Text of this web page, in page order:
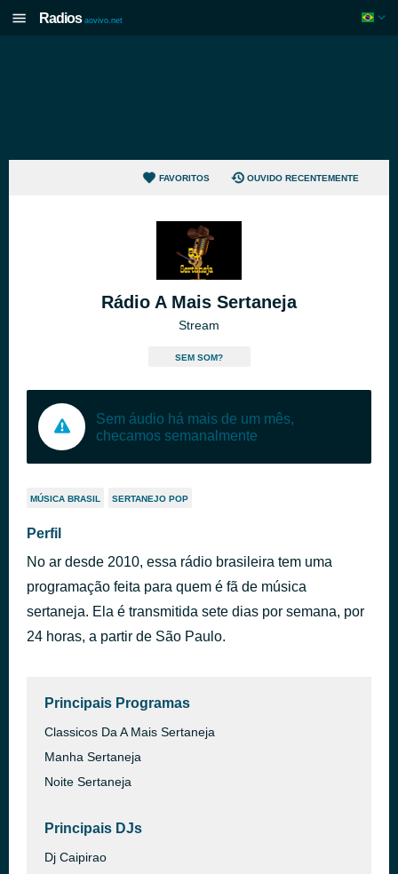
Radios aovivo.net
FAVORITOS OUVIDO RECENTEMENTE
Rádio A Mais Sertaneja
Stream
SEM SOM?
Sem áudio há mais de um mês,
checamos semanalmente
MÚSICA BRASIL SERTANEJO POP
Perfil
No ar desde 2010, essa rádio brasileira tem uma
programação feita para quem é fã de música
sertaneja. Ela é transmitida sete dias por semana, por
24 horas, a partir de São Paulo.
Principais Programas
Classicos Da A Mais Sertaneja
Manha Sertaneja
Noite Sertaneja
Principais DJs
Dj Caipirao